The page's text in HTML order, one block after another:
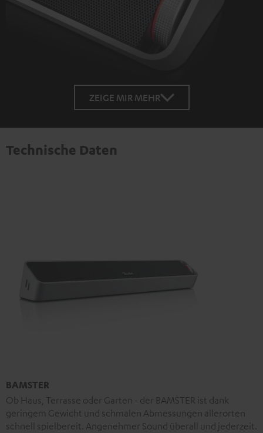
ZEIGE MIR MEHR
Technische Daten
BAMSTER
Ob Haus, Terrasse oder Garten - der BAMSTER ist dank
geringem Gewicht und schmalen Abmessungen allerorten
schnell spielbereit. Angenehmer Sound überall und jederzeit.